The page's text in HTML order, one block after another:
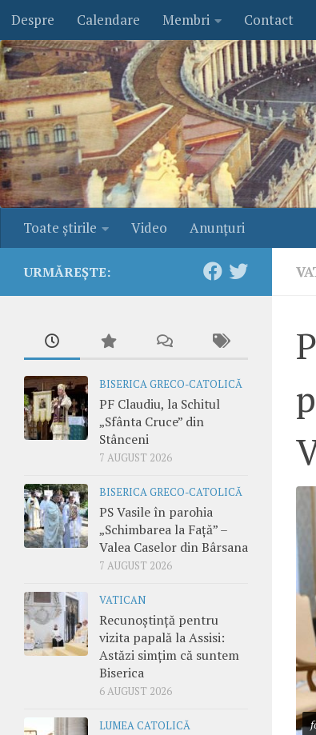
Skip to content
Despre Calendare Membri Contact
Toate ştirile Video Anunţuri
URMĂREȘTE:
BISERICA GRECO-CATOLICĂ
PF Claudiu, la Schitul
„Sfânta Cruce” din
Stânceni
7 AUGUST 2026
BISERICA GRECO-CATOLICĂ
PS Vasile în parohia
„Schimbarea la Față” –
Valea Caselor din Bârsana
7 AUGUST 2026
VATICAN
Recunoștință pentru
vizita papală la Assisi:
Astăzi simțim că suntem
Biserica
6 AUGUST 2026
LUMEA CATOLICĂ